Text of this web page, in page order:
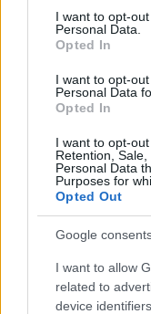
consent section.
I want to opt-
Personal Data.
Opted In
I want to opt-
Personal Data
Opted In
I want to opt-
Retention,
Personal Data
Purposes for
Opted Out
Google
I want to allow
related to
device
κίνημα σε
Απίστευτο
Χανίων
γιατρού
Στην Κρήτη
συνεχίζει
Πού
Το
θα
Σούπερ
916
ανάμεσά